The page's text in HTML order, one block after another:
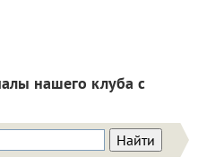
нашего клуба с